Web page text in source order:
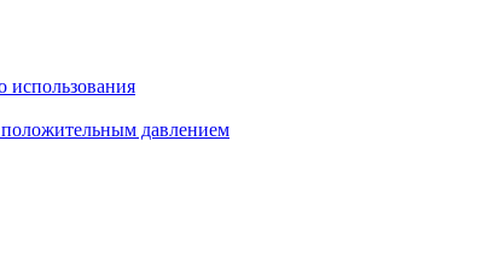
использования
давлением